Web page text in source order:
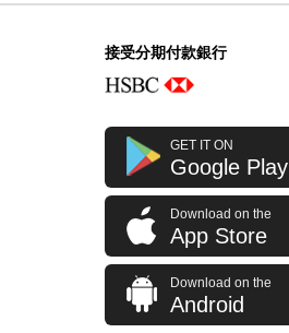
接受分期付款銀行
GET IT ON
Google Play
Download on the
App Store
Download on the
Android